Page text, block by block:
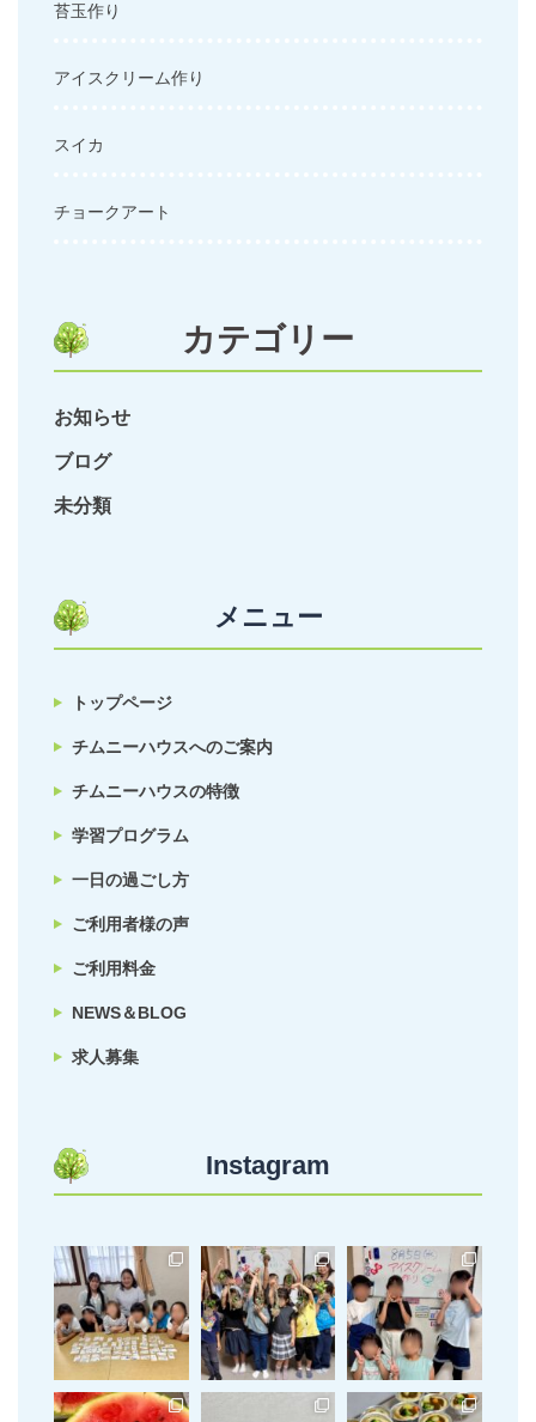
苔玉作り
アイスクリーム作り
スイカ
チョークアート
カテゴリー
お知らせ
ブログ
未分類
メニュー
トップページ
チムニーハウスへのご案内
チムニーハウスの特徴
学習プログラム
一日の過ごし方
ご利用者様の声
ご利用料金
NEWS＆BLOG
求人募集
Instagram